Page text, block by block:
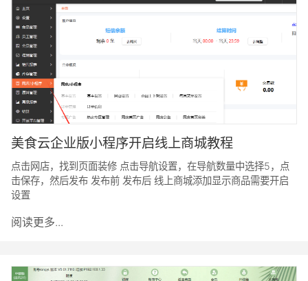
美食云企业版小程序开启线上商城教程
点击网店，找到页面装修 点击导航设置，在导航数量中选择5，点
击保存，然后发布 发布前 发布后 线上商城添加显示商品需要开启
设置
阅读更多...